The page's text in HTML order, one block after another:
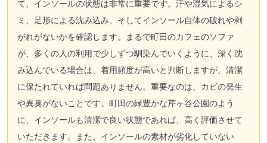
て、インソールの状態は非常に重要です。汗や湿気によるシ
ミ、足形による沈み込み、そしてインソール自体の破れや剥
がれがないかを確認します。まるで町田のカフェのソファ
が、多くの人の利用で少しずつ馴染んでいくように、深く沈
み込んでいる場合は、着用頻度が高いと判断しますが、清潔
に保たれていれば問題ありません。重要なのは、カビの発生
や異臭がないことです。町田の緑豊かな芹ヶ谷公園のよう
に、インソールも清潔で良い状態であれば、高く評価させて
いただきます。また、インソールの素材が劣化していない